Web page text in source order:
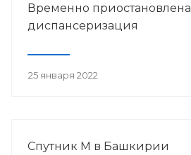
Временно приостановлена
диспансеризация
25 января 2022
Спутник М в Башкирии